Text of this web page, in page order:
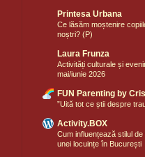
Printesa Urbana
Ce lăsăm moștenire
noștri? (P)
Laura Frunza
Activități culturale și
mai/iunie 2026
FUN Parenting by
”Uită tot ce știi despre
Activity.BOX
Cum influențează stilul
unei locuințe în București